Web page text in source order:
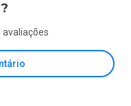
avaliações